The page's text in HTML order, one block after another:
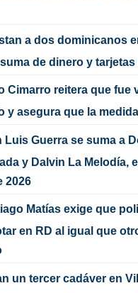
a dos dominicanos
de dinero y
Cimarro reitera que fue
y asegura que la
Luis Guerra se suma a
y Dalvin La Melodía,
2026
Matías exige que
en RD al igual que
un tercer cadáver en